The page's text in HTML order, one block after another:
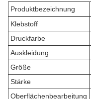
Produktbezeichnung
Klebstoff
Druckfarbe
Auskleidung
Größe
Stärke
Oberflächenbearbeitung